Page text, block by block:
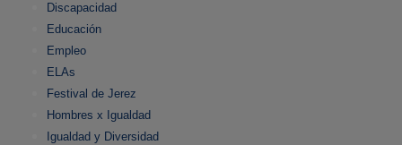
Discapacidad
Educación
Empleo
ELAs
Festival de Jerez
Hombres x Igualdad
Igualdad y Diversidad